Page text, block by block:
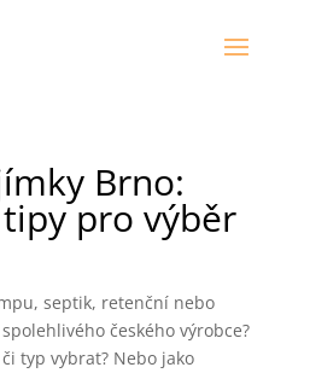
Brno:
tipy pro výběr
septik, retenční nebo
českého výrobce?
typ vybrat? Nebo jako